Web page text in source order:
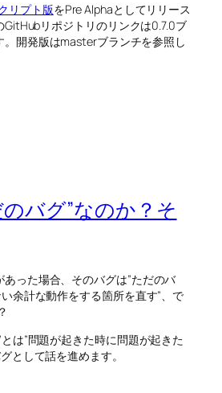
リプト版をPre Alphaとしてリリース
GitHubリポジトリのリンクは0.7.0ブ
。開発版はmasterブランチを参照し
バグ”なのか？そ
った場合、そのバグは”ただのバ
余計な動作をする箇所を直す”、で
は”問題が起きた時に問題が起きた
として話を進めます。